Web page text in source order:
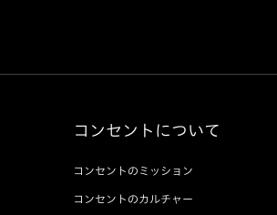
コンセントについて
コンセントのミッション
コンセントのカルチャー